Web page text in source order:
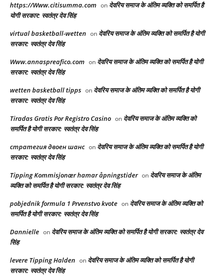
https://Www.citisumma.com on देवरिय समाज के अंतिम व्यक्ति को समर्पित है
योगी सरकार: स्वतंत्र देव सिंह
virtual basketball-wetten on देवरिय समाज के अंतिम व्यक्ति को समर्पित है योगी
सरकार: स्वतंत्र देव सिंह
Www.annaspreafico.com on देवरिय समाज के अंतिम व्यक्ति को समर्पित है योगी
सरकार: स्वतंत्र देव सिंह
wetten basketball tipps on देवरिय समाज के अंतिम व्यक्ति को समर्पित है योगी
सरकार: स्वतंत्र देव सिंह
Tiradas Gratis Por Registro Casino on देवरिय समाज के अंतिम व्यक्ति को
समर्पित है योगी सरकार: स्वतंत्र देव सिंह
стратегия двоен шанс on देवरिय समाज के अंतिम व्यक्ति को समर्पित है योगी
सरकार: स्वतंत्र देव सिंह
Tipping Kommisjonær hamar åpningstider on देवरिय समाज के अंतिम
व्यक्ति को समर्पित है योगी सरकार: स्वतंत्र देव सिंह
pobjednik formula 1 Prvenstvo kvote on देवरिय समाज के अंतिम व्यक्ति को
समर्पित है योगी सरकार: स्वतंत्र देव सिंह
Dannielle on देवरिय समाज के अंतिम व्यक्ति को समर्पित है योगी सरकार: स्वतंत्र देव
सिंह
levere Tipping Halden on देवरिय समाज के अंतिम व्यक्ति को समर्पित है योगी
सरकार: स्वतंत्र देव सिंह